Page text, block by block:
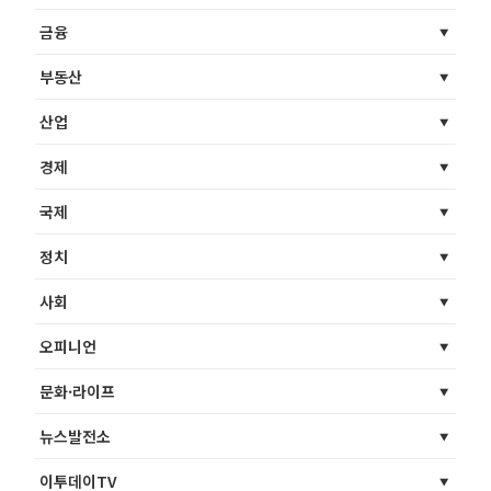
금융
부동산
산업
경제
국제
정치
사회
오피니언
문화·라이프
뉴스발전소
이투데이TV